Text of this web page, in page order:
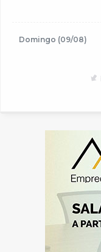
Domingo (09/08)